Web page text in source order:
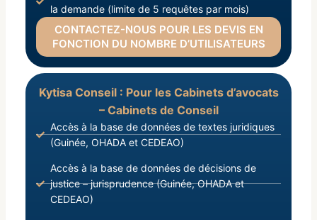
la demande (limite de 5 requêtes par mois)
CONTACTEZ-NOUS POUR LES DEVIS EN
FONCTION DU NOMBRE D’UTILISATEURS
Kytisa Conseil : Pour les Cabinets d’avocats
– Cabinets de Conseil
Accès à la base de données de textes juridiques
(Guinée, OHADA et CEDEAO)
Accès à la base de données de décisions de
justice – jurisprudence (Guinée, OHADA et
CEDEAO)